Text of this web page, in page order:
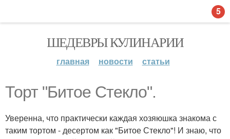
ШЕДЕВРЫ КУЛИНАРИИ
главная новости статьи
Торт "Битое Стекло".
Уверенна, что практически каждая хозяюшка знакома с
таким тортом - десертом как "Битое Стекло"! И знаю, что
5